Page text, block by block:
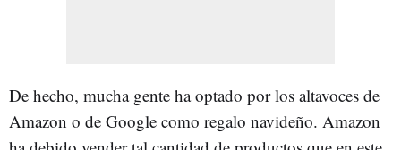
De hecho, mucha gente ha optado por los altavoces de
Amazon o de Google como regalo navideño. Amazon